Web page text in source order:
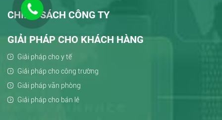
CHÍNH SÁCH CÔNG TY
GIẢI PHÁP CHO KHÁCH HÀNG
Giải pháp cho y tế
Giải pháp cho công trường
Giải pháp văn phòng
Giải pháp cho bán lẻ